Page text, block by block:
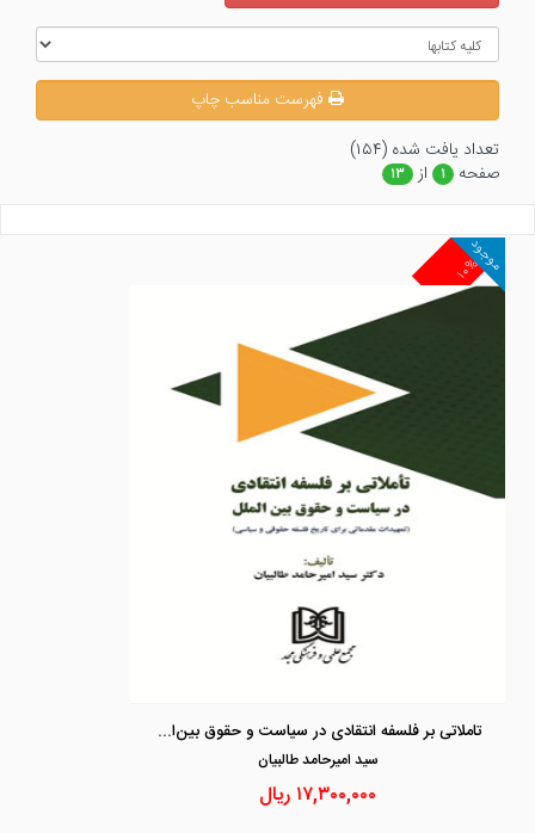
فهرست مناسب چاپ
تعداد يافت شده (۱۵۴)
صفحه
۱ از ۱۳
۱۰%
موجود
تاملاتی بر فلسفه انتقادی در سیاست و حقوق بین‌الملل «تمهیدات مقدماتی برای تاریخ فلسفه حقوقی و سیاسی»
سيد اميرحامد طالبيان
۱۷,۳۰۰,۰۰۰ ریال